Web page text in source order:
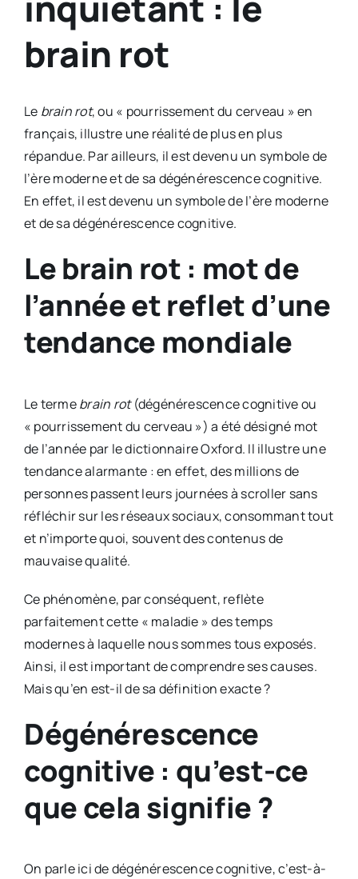
brain rot
Le brain rot, ou « pourrissement du cerveau » en
français, illustre une réalité de plus en plus
répandue. Par ailleurs, il est devenu un symbole de
l’ère moderne et de sa dégénérescence cognitive.
En effet, il est devenu un symbole de l’ère moderne
et de sa dégénérescence cognitive.
Le brain rot : mot de
l’année et reflet d’une
tendance mondiale
Le termebrain rot(dégénérescence cognitive ou
« pourrissement du cerveau ») a été désigné mot
de l’année par le dictionnaire Oxford. Il illustre une
tendance alarmante : en effet, des millions de
personnes passent leurs journées à scroller sans
réfléchir sur les réseaux sociaux, consommant tout
et n’importe quoi, souvent des contenus de
mauvaise qualité.
Ce phénomène, par conséquent, reflète
parfaitement cette « maladie » des temps
modernes à laquelle nous sommes tous exposés.
Ainsi, il est important de comprendre ses causes.
Mais qu’en est-il de sa définition exacte ?
Dégénérescence
cognitive : qu’est-ce
que cela signifie ?
On parle ici de dégénérescence cognitive, c’est-à-